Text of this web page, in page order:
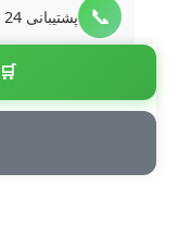
📞 پشتیبانی 24 ساعته
💳 پرداخت امن